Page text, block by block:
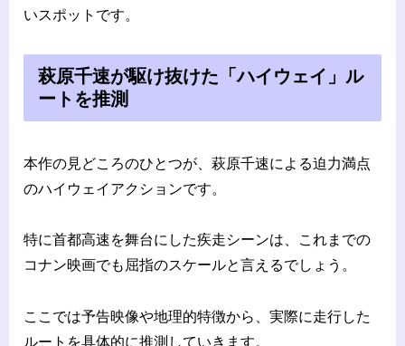
いスポットです。
萩原千速が駆け抜けた「ハイウェイ」ル
ートを推測
本作の見どころのひとつが、萩原千速による迫力満点
のハイウェイアクションです。
特に首都高速を舞台にした疾走シーンは、これまでの
コナン映画でも屈指のスケールと言えるでしょう。
ここでは予告映像や地理的特徴から、実際に走行した
ルートを具体的に推測していきます。